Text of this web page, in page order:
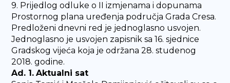
9. Prijedlog odluke o II izmjenama i dopunama
Prostornog plana uređenja područja Grada Cresa.
Predloženi dnevni red je jednoglasno usvojen.
Jednoglasno je usvojen zapisnik sa 16. sjednice
Gradskog vijeća koja je održana 28. studenog
2018. godine.
Ad. 1. Aktualni sat